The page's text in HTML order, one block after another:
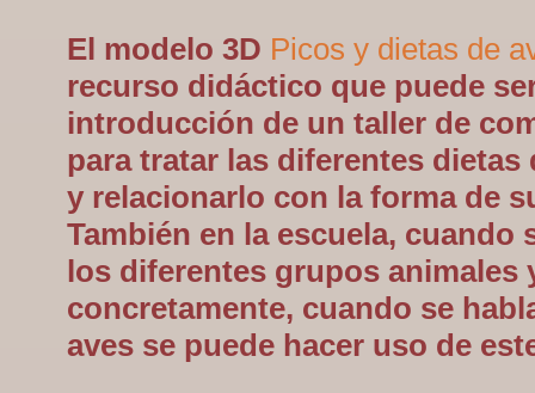
El modelo 3D Picos y dietas de
recurso didáctico que puede
introducción de un taller de
para tratar las diferentes dietas
y relacionarlo con la forma de
También en la escuela, cuando
los diferentes grupos animales
concretamente, cuando se
aves se puede hacer uso de